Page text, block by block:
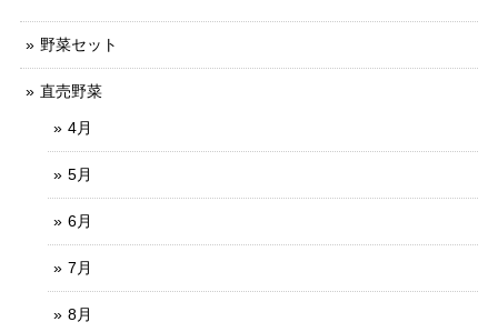
野菜セット
直売野菜
4月
5月
6月
7月
8月